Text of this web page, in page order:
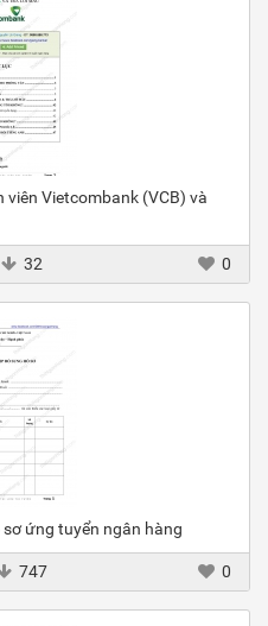
viên Vietcombank (VCB) và
32 0
ứng tuyển ngân hàng
747 0